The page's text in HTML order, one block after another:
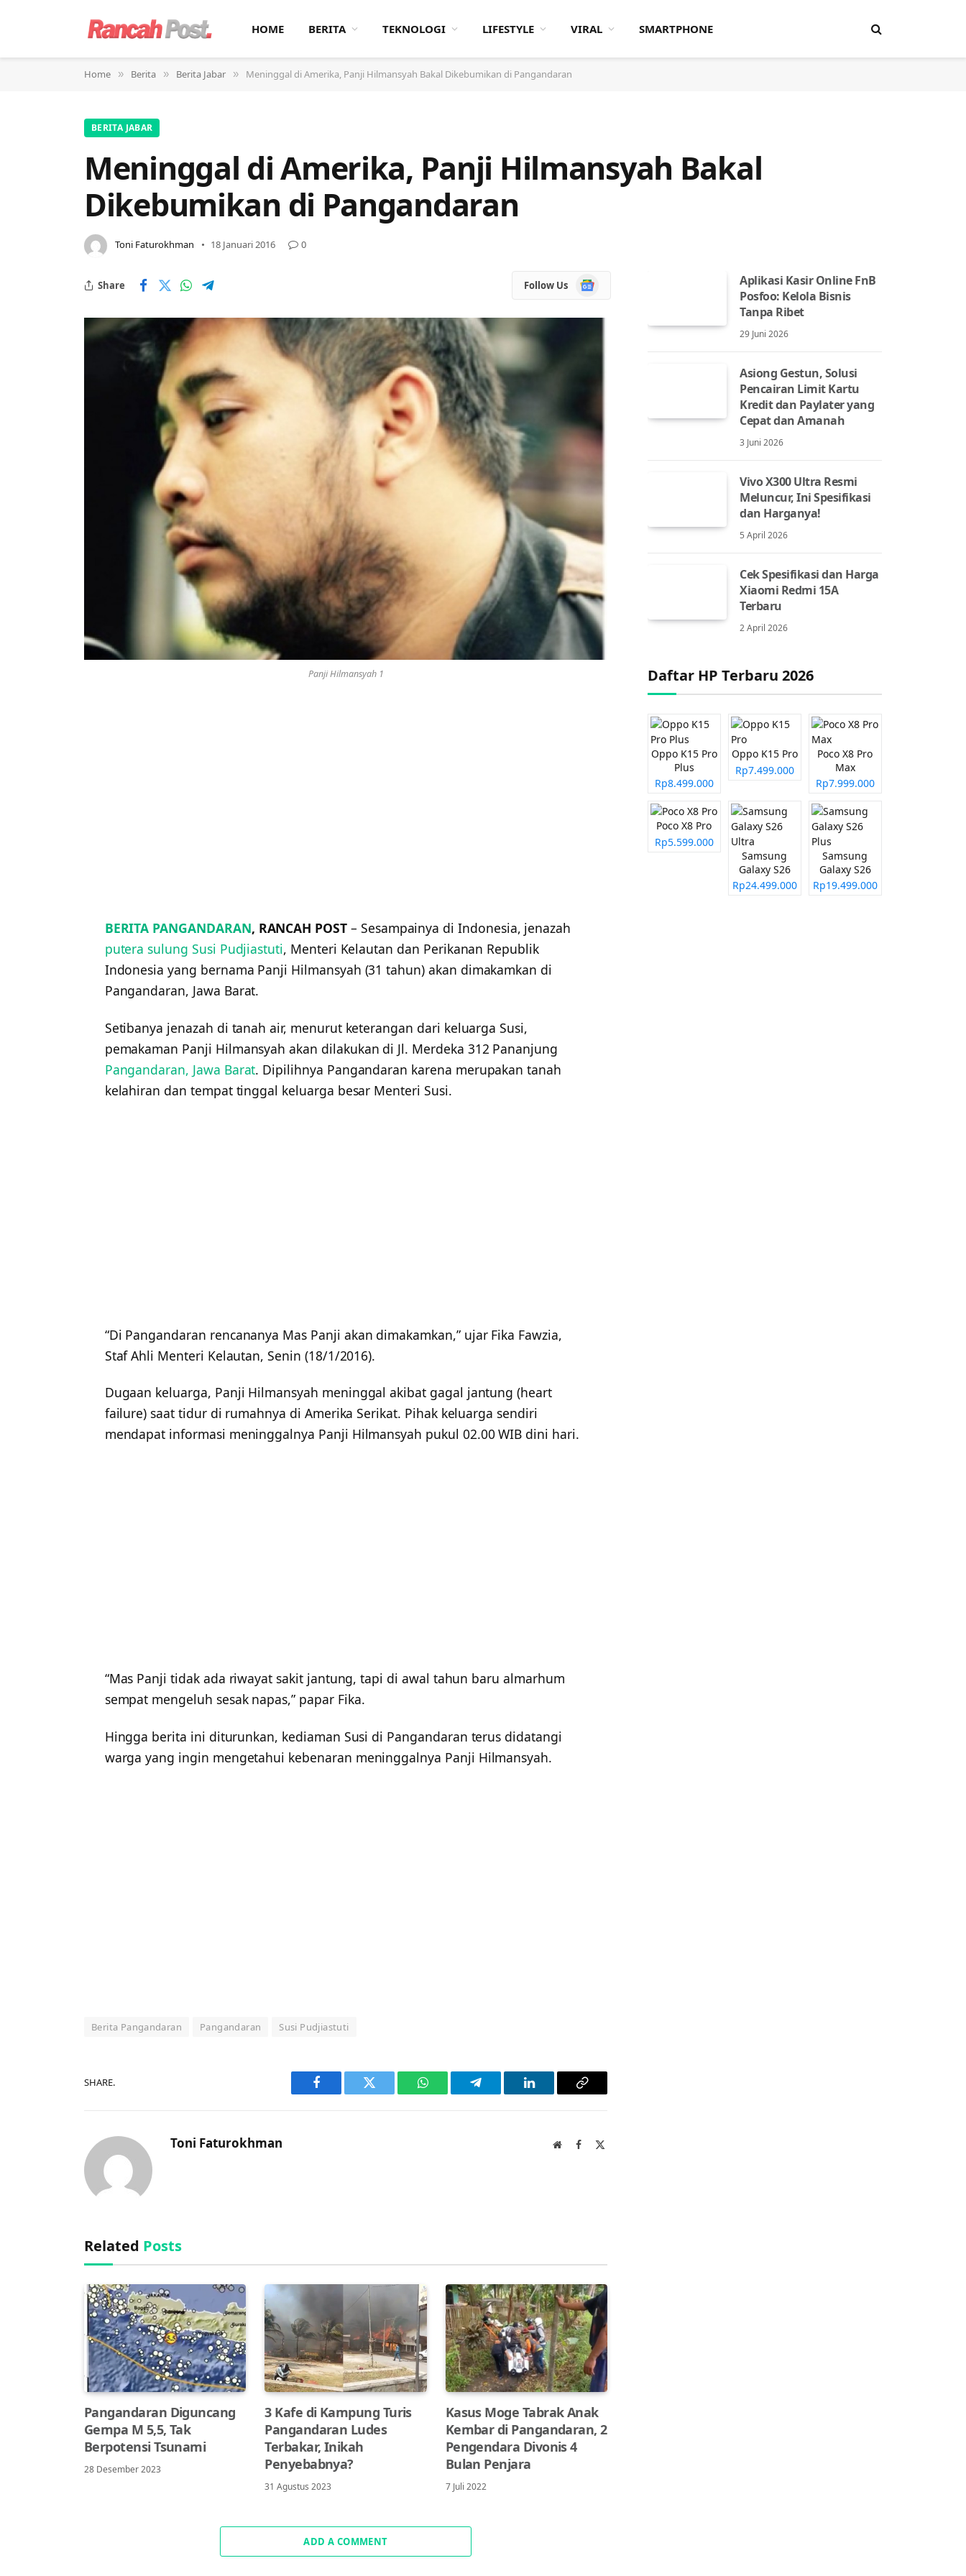
HOME BERITA TEKNOLOGI LIFESTYLE VIRAL SMARTPHONE
Home » Berita » Berita Jabar » Meninggal di Amerika, Panji Hilmansyah Bakal Dikebumikan di Pangandaran
BERITA JABAR
Meninggal di Amerika, Panji Hilmansyah Bakal
Dikebumikan di Pangandaran
Toni Faturokhman 18 Januari 2016 0
Share Follow Us
Google
News
Panji Hilmansyah 1
BERITA PANGANDARAN, RANCAH POST – Sesampainya di Indonesia, jenazah
putera sulung Susi Pudjiastuti, Menteri Kelautan dan Perikanan Republik
Indonesia yang bernama Panji Hilmansyah (31 tahun) akan dimakamkan di
Pangandaran, Jawa Barat.
Setibanya jenazah di tanah air, menurut keterangan dari keluarga Susi,
pemakaman Panji Hilmansyah akan dilakukan di Jl. Merdeka 312 Pananjung
Pangandaran, Jawa Barat. Dipilihnya Pangandaran karena merupakan tanah
kelahiran dan tempat tinggal keluarga besar Menteri Susi.
“Di Pangandaran rencananya Mas Panji akan dimakamkan,” ujar Fika Fawzia,
Staf Ahli Menteri Kelautan, Senin (18/1/2016).
Dugaan keluarga, Panji Hilmansyah meninggal akibat gagal jantung (heart
failure) saat tidur di rumahnya di Amerika Serikat. Pihak keluarga sendiri
mendapat informasi meninggalnya Panji Hilmansyah pukul 02.00 WIB dini hari.
“Mas Panji tidak ada riwayat sakit jantung, tapi di awal tahun baru almarhum
sempat mengeluh sesak napas,” papar Fika.
Hingga berita ini diturunkan, kediaman Susi di Pangandaran terus didatangi
warga yang ingin mengetahui kebenaran meninggalnya Panji Hilmansyah.
Berita Pangandaran Pangandaran Susi Pudjiastuti
SHARE.
Facebook Twitter WhatsAppTelegram LinkedIn Copy
Toni Faturokhman WebsiteFacebook
Related Posts
Pangandaran Diguncang
Gempa M 5,5, Tak
Berpotensi Tsunami
28 Desember 2023
3 Kafe di Kampung Turis
Pangandaran Ludes
Terbakar, Inikah
Penyebabnya?
31 Agustus 2023
Kasus Moge Tabrak Anak
Kembar di Pangandaran, 2
Pengendara Divonis 4
Bulan Penjara
7 Juli 2022
ADD A COMMENT
Aplikasi Kasir Online FnB
Posfoo: Kelola Bisnis
Tanpa Ribet
29 Juni 2026
Asiong Gestun, Solusi
Pencairan Limit Kartu
Kredit dan Paylater yang
Cepat dan Amanah
3 Juni 2026
Vivo X300 Ultra Resmi
Meluncur, Ini Spesifikasi
dan Harganya!
5 April 2026
Cek Spesifikasi dan Harga
Xiaomi Redmi 15A
Terbaru
2 April 2026
Daftar HP Terbaru 2026
Oppo K15 Pro
Plus
Rp8.499.000
Oppo K15 Pro
Rp7.499.000
Poco X8 Pro
Max
Rp7.999.000
Poco X8 Pro
Rp5.599.000
Samsung
Galaxy S26
Ultra
Rp24.499.000
Samsung
Galaxy S26
Plus
Rp19.499.000